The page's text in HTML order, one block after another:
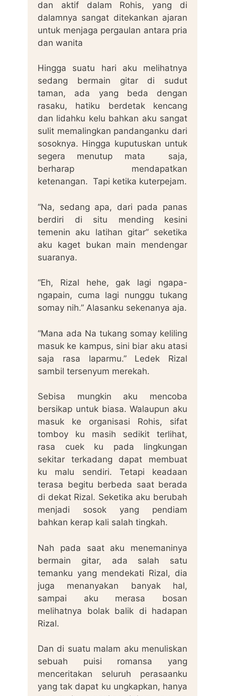
dan aktif dalam Rohis, yang di
dalamnya sangat ditekankan ajaran
untuk menjaga pergaulan antara pria
dan wanita
Hingga suatu hari aku melihatnya
sedang bermain gitar di sudut
taman, ada yang beda dengan
rasaku, hatiku berdetak kencang
dan lidahku kelu bahkan aku sangat
sulit memalingkan pandanganku dari
sosoknya. Hingga kuputuskan untuk
segera menutup mata saja,
berharap mendapatkan
ketenangan. Tapi ketika kuterpejam.
“Na, sedang apa, dari pada panas
berdiri di situ mending kesini
temenin aku latihan gitar” seketika
aku kaget bukan main mendengar
suaranya.
“Eh, Rizal hehe, gak lagi ngapa-
ngapain, cuma lagi nunggu tukang
somay nih.” Alasanku sekenanya aja.
“Mana ada Na tukang somay keliling
masuk ke kampus, sini biar aku atasi
saja rasa laparmu.” Ledek Rizal
sambil tersenyum merekah.
Sebisa mungkin aku mencoba
bersikap untuk biasa. Walaupun aku
masuk ke organisasi Rohis, sifat
tomboy ku masih sedikit terlihat,
rasa cuek ku pada lingkungan
sekitar terkadang dapat membuat
ku malu sendiri. Tetapi keadaan
terasa begitu berbeda saat berada
di dekat Rizal. Seketika aku berubah
menjadi sosok yang pendiam
bahkan kerap kali salah tingkah.
Nah pada saat aku menemaninya
bermain gitar, ada salah satu
temanku yang mendekati Rizal, dia
juga menanyakan banyak hal,
sampai aku merasa bosan
melihatnya bolak balik di hadapan
Rizal.
Dan di suatu malam aku menuliskan
sebuah puisi romansa yang
menceritakan seluruh perasaanku
yang tak dapat ku ungkapkan, hanya